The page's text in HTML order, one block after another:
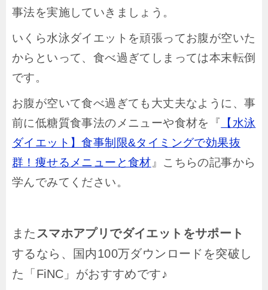
事法を実施していきましょう。
いくら水泳ダイエットを頑張ってお腹が空いた
からといって、食べ過ぎてしまっては本末転倒
です。
お腹が空いて食べ過ぎても大丈夫なように、事
前に低糖質食事法のメニューや食材を『
【水泳
ダイエット】食事制限&タイミングで効果抜
群！痩せるメニューと食材』こちらの記事から
学んでみてください。
また スマホアプリでダイエットをサポート
するなら、国内100万ダウンロードを突破し
た「FiNC」がおすすめです♪